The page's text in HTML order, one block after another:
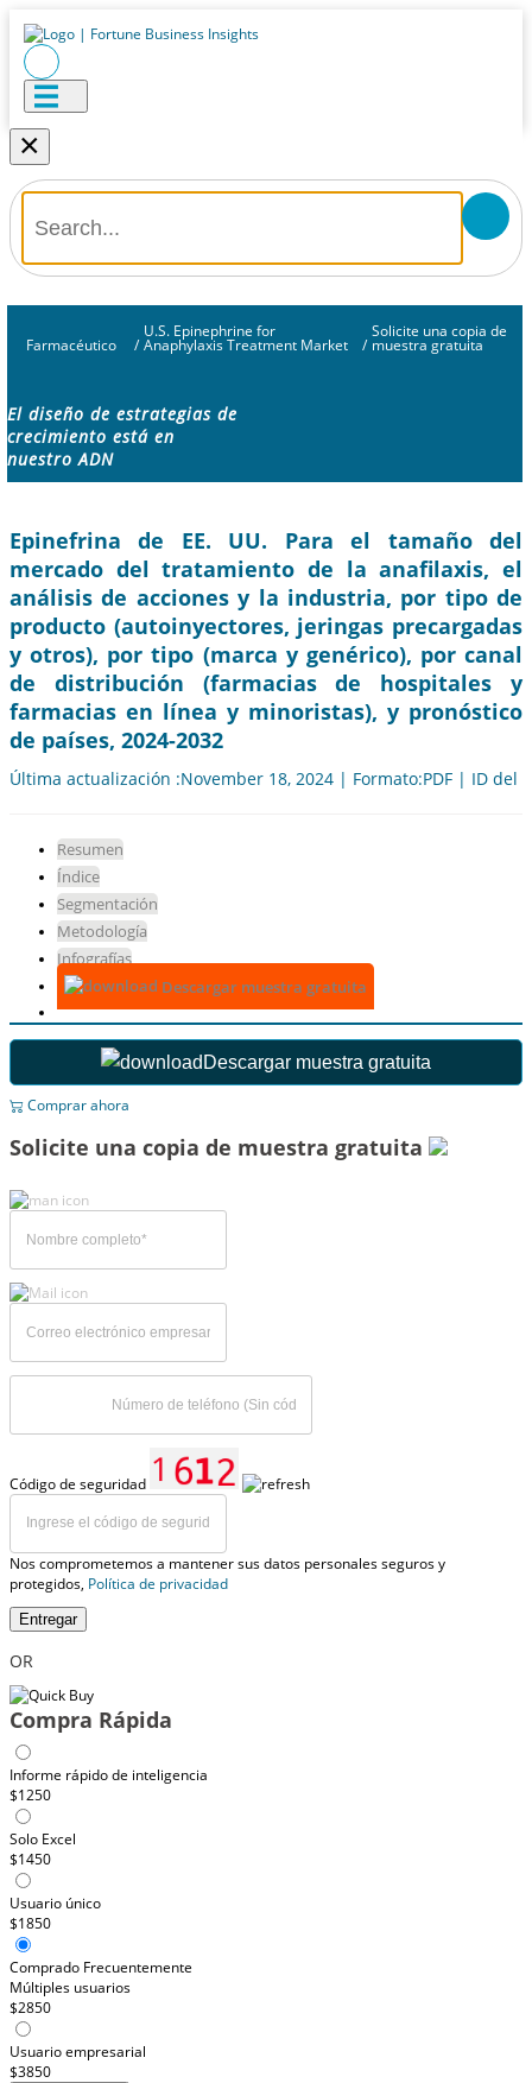
×
Farmacéutico /
U.S. Epinephrine for
Anaphylaxis Treatment Market /
Solicite una copia de
muestra gratuita
El diseño de estrategias de
crecimiento está en
nuestro ADN
Epinefrina de EE. UU. Para el tamaño del
mercado del tratamiento de la anafilaxis, el
análisis de acciones y la industria, por tipo de
producto (autoinyectores, jeringas precargadas
y otros), por tipo (marca y genérico), por canal
de distribución (farmacias de hospitales y
farmacias en línea y minoristas), y pronóstico
de países, 2024-2032
Última actualización :November 18, 2024 | Formato:PDF | ID del
Resumen
Índice
Segmentación
Metodología
Infografías
Descargar muestra gratuita
Descargar muestra gratuita
Comprar ahora
Solicite una copia de muestra gratuita
Código de seguridad
Nos comprometemos a mantener sus datos personales seguros y
protegidos, Política de privacidad
Entregar
OR
Compra Rápida
Informe rápido de inteligencia
$1250
Solo Excel
$1450
Usuario único
$1850
Comprado Frecuentemente
Múltiples usuarios
$2850
Usuario empresarial
$3850